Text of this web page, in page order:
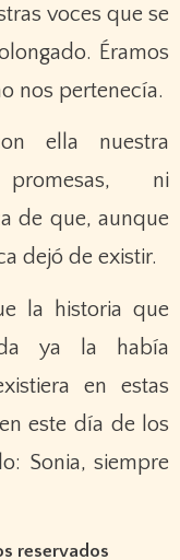
voces que se
Éramos
nos pertenecía.
ella nuestra
ni
de que, aunque
dejó de existir.
la historia que
ya la había
en estas
este día de los
Sonia, siempre
reservados